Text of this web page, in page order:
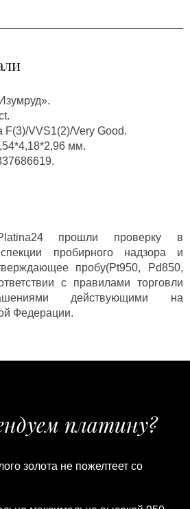
F(3)/VVS1(2)/Very Good.
мм.
прошли проверку в
пробирного надзора и
пробу(Pt950, Pd850,
с правилами торговли
действующими на
Федерации.
платину?
золота не пожелтеет со